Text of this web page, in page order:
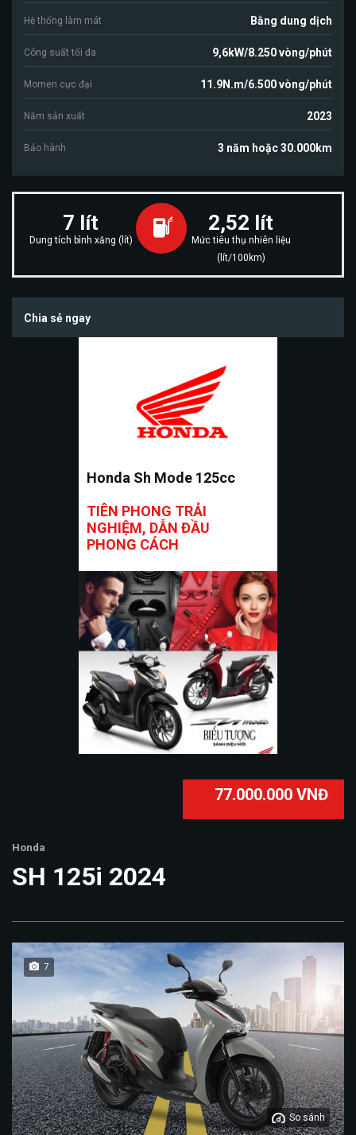
Hệ thống làm mát Bằng dung dịch
Công suất tối đa 9,6kW/8.250 vòng/phút
Momen cực đại 11.9N.m/6.500 vòng/phút
Năm sản xuất 2023
Bảo hành 3 năm hoặc 30.000km
7 lít
Dung tích bình xăng (lít)
2,52 lít
Mức tiêu thụ nhiên liệu
(lít/100km)
Chia sẻ ngay
Honda Sh Mode 125cc
TIÊN PHONG TRẢI
NGHIỆM, DẪN ĐẦU
PHONG CÁCH
77.000.000 VNĐ
Honda
SH 125i 2024
So sánh
7